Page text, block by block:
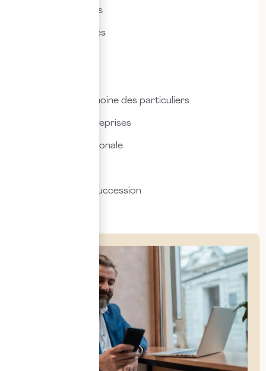
Droit des affaires
Droit des sociétés
Fiscalité & patrimoine des particuliers
Fiscalité des entreprises
Fiscalité internationale
Transmission & succession